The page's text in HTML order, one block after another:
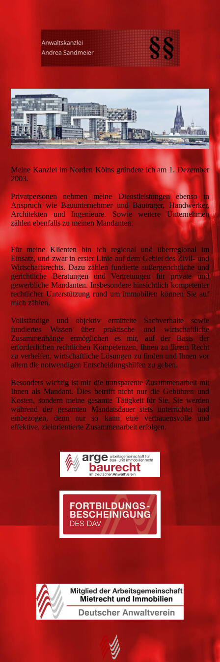
Meine Kanzlei im Norden Kölns gründete ich am 1. Dezember
2003.
Privatpersonen nehmen meine Dienstleistungen ebenso in
Anspruch wie Bauunternehmer und Bauträger, Handwerker,
Architekten und Ingenieure. Sowie weitere Unternehmen
zählen ebenfalls zu meinen Mandanten.
Für meine Klienten bin ich regional und überregional im
Einsatz, und zwar in erster Linie auf dem Gebiet des Zivil- und
Wirtschaftsrechts. Dazu zählen fundierte außergerichtliche und
gerichtliche Beratungen und Vertretungen für private und
gewerbliche Mandanten. Insbesondere hinsichtlich kompetenter
rechtlicher Unterstützung rund um Immobilien können Sie auf
mich zählen.
Vollständige und objektiv ermittelte Sachverhalte sowie
fundiertes Wissen über praktische und wirtschaftliche
Zusammenhänge ermöglichen es mir, auf der Basis der
erforderlichen rechtlichen Kompetenzen, Ihnen zu Ihrem Recht
zu verhelfen, wirtschaftliche Lösungen zu finden und Ihnen vor
allem die notwendigen Entscheidungshilfen zu geben.
Besonders wichtig ist mir die transparente Zusammenarbeit mit
Ihnen als Mandant. Dies betrifft nicht nur die Gebühren und
Kosten, sondern meine gesamte Tätigkeit für Sie. Sie werden
während der gesamten Mandatsdauer stets unterrichtet und
einbezogen, denn nur so kann eine vertrauensvolle und
effektive, zielorientierte Zusammenarbeit erfolgen.